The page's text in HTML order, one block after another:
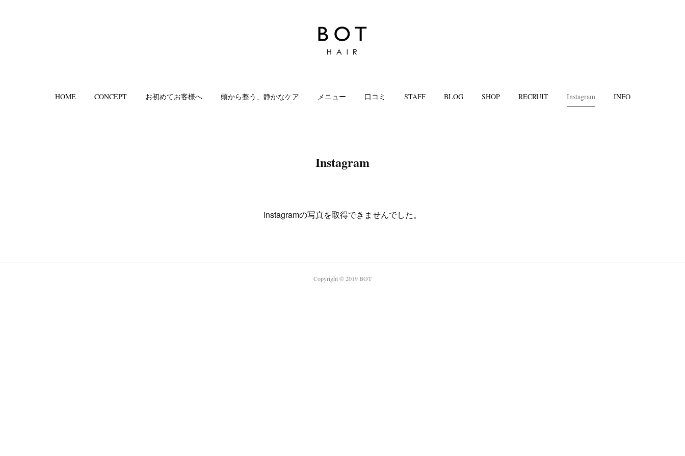
HOME CONCEPT お初めてお客様へ 頭から整う、静かなケア メニュー 口コミ STAFF BLOG SHOP RECRUIT Instagram INFO
Instagram
Instagramの写真を取得できませんでした。
Copyright © 2019 BOT